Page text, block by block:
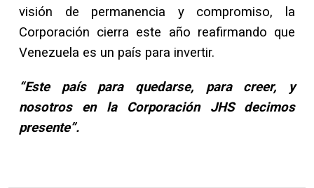
visión de permanencia y compromiso, la
Corporación cierra este año reafirmando que
Venezuela es un país para invertir.
“Este país para quedarse, para creer, y
nosotros en la Corporación JHS decimos
presente”.